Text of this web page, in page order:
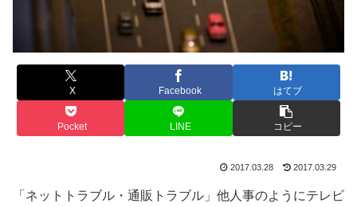
X Facebook はてブ
Pocket LINE コピー
2017.03.28 2017.03.29
「ネットトラブル・通販トラブル」他人事のようにテレビ